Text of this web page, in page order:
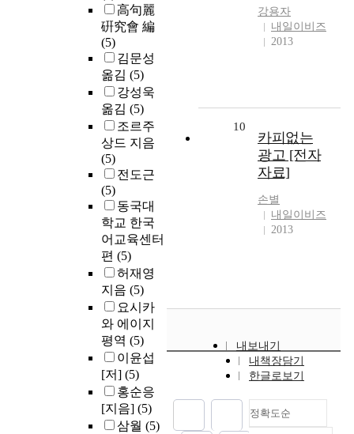
高句麗
硏究會 編
(5)
김문성
옮김 (5)
강성욱
옮김 (5)
조르주
상드 지음
(5)
전도근
(5)
동국대
학교 한국
어교육센터
편 (5)
허재영
지음 (5)
요시카
와 에이지
평역 (5)
이윤섭
[저] (5)
홍순응
[지음] (5)
삼월 (5)
강용자
내일이비즈
2013
10
카피없는
광고 [전자
자료]
손별
내일이비즈
2013
내보내기
내책장담기
한글로보기
정확도순